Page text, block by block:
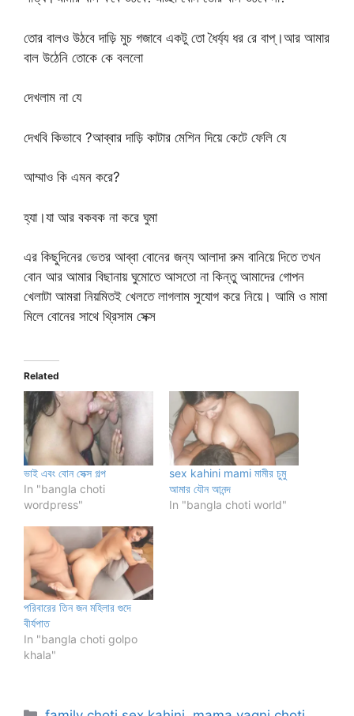
তোর বালও উঠবে দাড়ি মুচ গজাবে একটু তো ধৈর্য্য ধর রে বাপ্।আর আমার
বাল উঠেনি তোকে কে বললো
দেখলাম না যে
দেখবি কিভাবে ?আব্বার দাড়ি কাটার মেশিন দিয়ে কেটে ফেলি যে
আম্মাও কি এমন করে?
হ্যা।যা আর বকবক না করে ঘুমা
এর কিছুদিনের ভেতর আব্বা বোনের জন্য আলাদা রুম বানিয়ে দিতে তখন
বোন আর আমার বিছানায় ঘুমোতে আসতো না কিন্তু আমাদের গোপন
খেলাটা আমরা নিয়মিতই খেলতে লাগলাম সুযোগ করে নিয়ে। আমি ও মামা
মিলে বোনের সাথে থ্রিসাম সেক্স
Related
ভাই এবং বোন সেক্স গল্প
In "bangla choti
wordpress"
sex kahini mami মামীর চুমু
আমার যৌন আনন্দ
In "bangla choti world"
পরিবারের তিন জন মহিলার গুদে
বীর্যপাত
In "bangla choti golpo
khala"
Categories